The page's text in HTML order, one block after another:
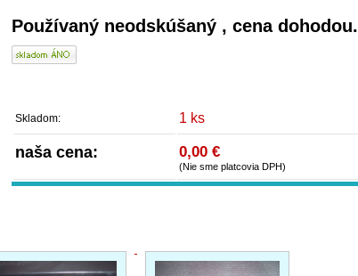
Používaný neodskúšaný , cena dohodou.
Skladom: 1 ks
naša cena: 0,00 €
(Nie sme platcovia DPH)